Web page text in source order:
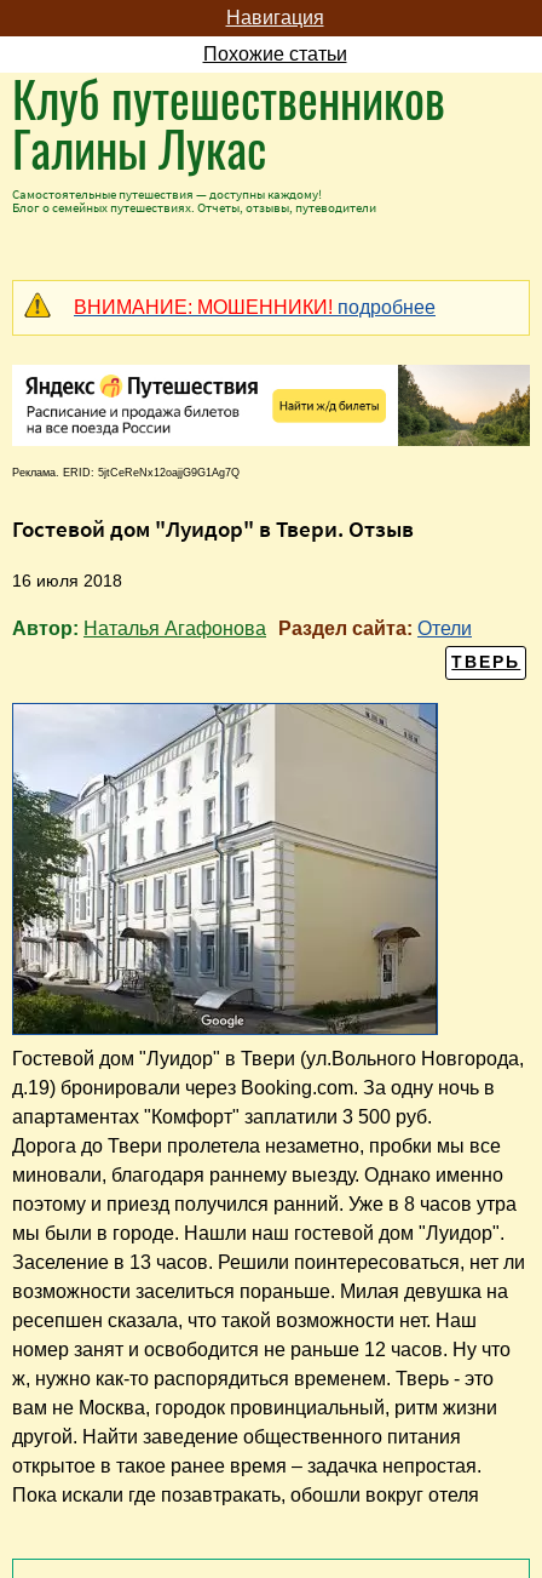
Навигация
Похожие статьи
Клуб путешественников
Галины Лукас
Самостоятельные путешествия — доступны каждому!
Блог о семейных путешествиях. Отчеты, отзывы, путеводители
ВНИМАНИЕ: МОШЕННИКИ! подробнее
Реклама. ERID: 5jtCeReNx12oajjG9G1Ag7Q
Гостевой дом "Луидор" в Твери. Отзыв
16 июля 2018
Автор: Наталья Агафонова Раздел сайта: Отели
ТВЕРЬ
Гостевой дом "Луидор" в Твери (ул.Вольного Новгорода,
д.19) бронировали через Booking.com. За одну ночь в
апартаментах "Комфорт" заплатили 3 500 руб.
Дорога до Твери пролетела незаметно, пробки мы все
миновали, благодаря раннему выезду. Однако именно
поэтому и приезд получился ранний. Уже в 8 часов утра
мы были в городе. Нашли наш гостевой дом "Луидор".
Заселение в 13 часов. Решили поинтересоваться, нет ли
возможности заселиться пораньше. Милая девушка на
ресепшен сказала, что такой возможности нет. Наш
номер занят и освободится не раньше 12 часов. Ну что
ж, нужно как-то распорядиться временем. Тверь - это
вам не Москва, городок провинциальный, ритм жизни
другой. Найти заведение общественного питания
открытое в такое ранее время – задачка непростая.
Пока искали где позавтракать, обошли вокруг отеля